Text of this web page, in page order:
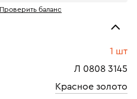
Проверить баланс
1 шт
Л 0808 3145
Красное золото